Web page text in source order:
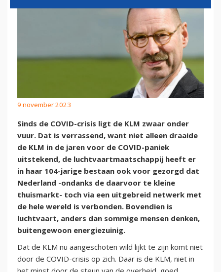
9 november 2023
Sinds de COVID-crisis ligt de KLM zwaar onder
vuur. Dat is verrassend, want niet alleen draaide
de KLM in de jaren voor de COVID-paniek
uitstekend, de luchtvaartmaatschappij heeft er
in haar 104-jarige bestaan ook voor gezorgd dat
Nederland -ondanks de daarvoor te kleine
thuismarkt- toch via een uitgebreid netwerk met
de hele wereld is verbonden. Bovendien is
luchtvaart, anders dan sommige mensen denken,
buitengewoon energiezuinig.
Dat de KLM nu aangeschoten wild lijkt te zijn komt niet
door de COVID-crisis op zich. Daar is de KLM, niet in